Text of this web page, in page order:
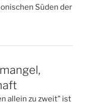
Süden der
allein zu zweit" ist